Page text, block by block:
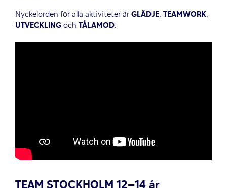
Nyckelorden för alla aktiviteter ärGLÄDJE, TEAMWORK,
UTVECKLINGoch TÅLAMOD.